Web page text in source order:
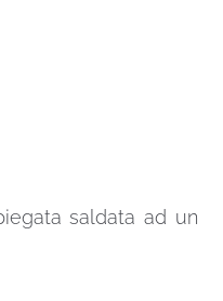
saldata ad un